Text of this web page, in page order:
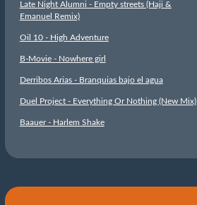
Late Night Alumni - Empty streets (Haji &
Emanuel Remix)
Oil 10 - High Adventure
B-Movie - Nowhere girl
Derribos Arias - Branquias bajo el agua
Duel Project - Everything Or Nothing (New Mix)
Baauer - Harlem Shake